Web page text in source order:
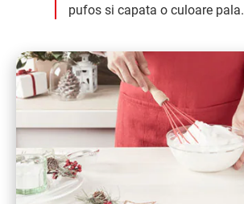
pufos si capata o culoare pala.